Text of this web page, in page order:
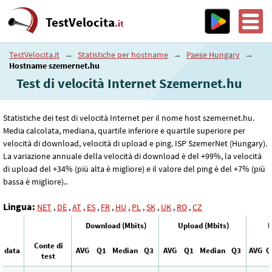
TestVelocita.it
TestVelocita.it → Statistiche per hostname → Paese Hungary →
Hostname szemernet.hu
Test di velocità Internet Szemernet.hu
Statistiche dei test di velocità Internet per il nome host szemernet.hu.
Media calcolata, mediana, quartile inferiore e quartile superiore per
velocità di download, velocità di upload e ping. ISP SzemerNet (Hungary).
La variazione annuale della velocità di download è del +99%, la velocità
di upload del +34% (più alta è migliore) e il valore del ping è del +7% (più
bassa è migliore)..
Lingua: NET , DE ,AT , ES , FR , HU , PL ,SK , UK , RO ,CZ
Download (Mbits) Upload (Mbits)
data
Conte di
test
AVG Q1 Median Q3 AVG Q1 Median Q3 AVG